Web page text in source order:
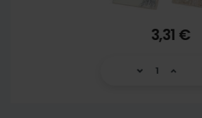
3,31 €